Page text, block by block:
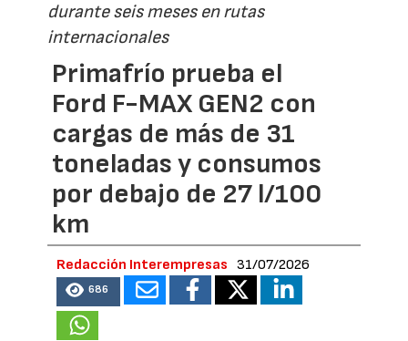
durante seis meses en rutas
internacionales
Primafrío prueba el
Ford F-MAX GEN2 con
cargas de más de 31
toneladas y consumos
por debajo de 27 l/100
km
Redacción Interempresas 31/07/2026
686